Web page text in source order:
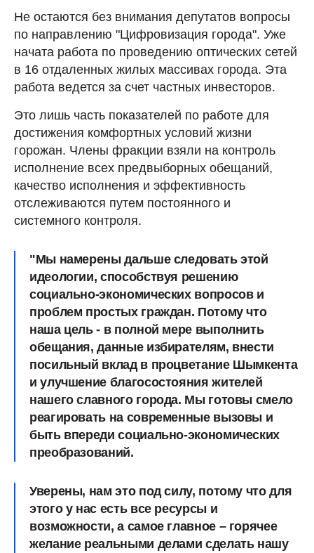
Не остаются без внимания депутатов вопросы
по направлению "Цифровизация города". Уже
начата работа по проведению оптических сетей
в 16 отдаленных жилых массивах города. Эта
работа ведется за счет частных инвесторов.
Это лишь часть показателей по работе для
достижения комфортных условий жизни
горожан. Члены фракции взяли на контроль
исполнение всех предвыборных обещаний,
качество исполнения и эффективность
отслеживаются путем постоянного и
системного контроля.
"Мы намерены дальше следовать этой
идеологии, способствуя решению
социально-экономических вопросов и
проблем простых граждан. Потому что
наша цель - в полной мере выполнить
обещания, данные избирателям, внести
посильный вклад в процветание Шымкента
и улучшение благосостояния жителей
нашего славного города. Мы готовы смело
реагировать на современные вызовы и
быть впереди социально-экономических
преобразований.
Уверены, нам это под силу, потому что для
этого у нас есть все ресурсы и
возможности, а самое главное – горячее
желание реальными делами сделать нашу